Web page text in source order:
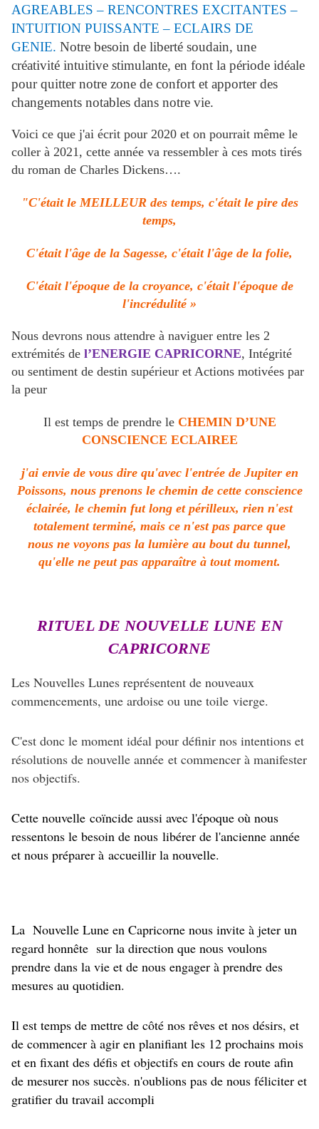
AGREABLES – RENCONTRES EXCITANTES –
INTUITION PUISSANTE – ECLAIRS DE
GENIE. Notre besoin de liberté soudain, une
créativité intuitive stimulante, en font la période idéale
pour quitter notre zone de confort et apporter des
changements notables dans notre vie.
Voici ce que j'ai écrit pour 2020 et on pourrait même le
coller à 2021, cette année va ressembler à ces mots tirés
du roman de Charles Dickens….
"C'était le MEILLEUR des temps, c'était le pire des
temps,
C'était l'âge de la Sagesse, c'était l'âge de la folie,
C'était l'époque de la croyance, c'était l'époque de
l'incrédulité »
Nous devrons nous attendre à naviguer entre les 2
extrémités de l’ENERGIE CAPRICORNE, Intégrité
ou sentiment de destin supérieur et Actions motivées par
la peur
Il est temps de prendre le CHEMIN D’UNE
CONSCIENCE ECLAIREE
j'ai envie de vous dire qu'avec l'entrée de Jupiter en
Poissons, nous prenons le chemin de cette conscience
éclairée, le chemin fut long et périlleux, rien n'est
totalement terminé, mais ce n'est pas parce que
nous ne voyons pas la lumière au bout du tunnel,
qu'elle ne peut pas apparaître à tout moment.
RITUEL DE NOUVELLE LUNE EN
CAPRICORNE
Les Nouvelles Lunes représentent de nouveaux
commencements, une ardoise ou une toile vierge.
C'est donc le moment idéal pour définir nos intentions et
résolutions de nouvelle année et commencer à manifester
nos objectifs.
Cette nouvelle coïncide aussi avec l'époque où nous
ressentons le besoin de nous libérer de l'ancienne année
et nous préparer à accueillir la nouvelle.
La Nouvelle Lune en Capricorne nous invite à jeter un
regard honnête sur la direction que nous voulons
prendre dans la vie et de nous engager à prendre des
mesures au quotidien.
Il est temps de mettre de côté nos rêves et nos désirs, et
de commencer à agir en planifiant les 12 prochains mois
et en fixant des défis et objectifs en cours de route afin
de mesurer nos succès. n'oublions pas de nous féliciter et
gratifier du travail accompli